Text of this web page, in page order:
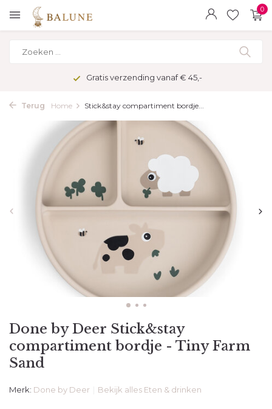
0
Gratis verzending vanaf € 45,-
Terug Home Stick&stay compartiment bordje...
Done by Deer Stick&stay
compartiment bordje - Tiny Farm
Sand
Merk: Done by Deer Bekijk alles Eten & drinken